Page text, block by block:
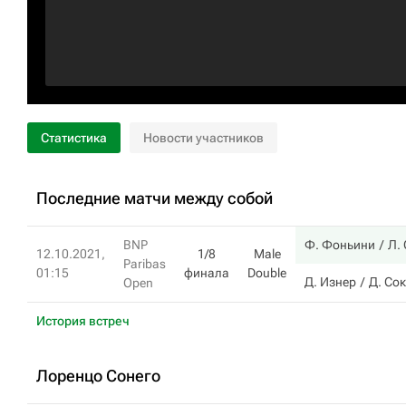
Статистика Новости участников
Последние матчи между собой
12.10.2021,
01:15
BNP
Paribas
Open
1/8
финала
Male
Double
Ф. Фоньини Л.
Д. Изнер Д. Сок
История встреч
Лоренцо Сонего